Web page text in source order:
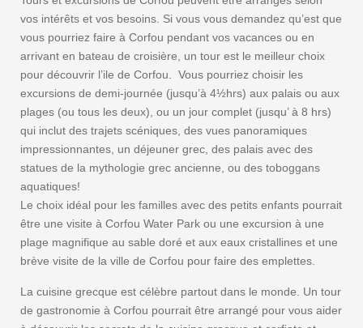
vos intérêts et vos besoins. Si vous vous demandez qu’est que
vous pourriez faire à Corfou pendant vos vacances ou en
arrivant en bateau de croisière, un tour est le meilleur choix
pour découvrir l’ile de Corfou. Vous pourriez choisir les
excursions de demi-journée (jusqu’à 4½hrs) aux palais ou aux
plages (ou tous les deux), ou un jour complet (jusqu’ à 8 hrs)
qui inclut des trajets scéniques, des vues panoramiques
impressionnantes, un déjeuner grec, des palais avec des
statues de la mythologie grec ancienne, ou des toboggans
aquatiques!
Le choix idéal pour les familles avec des petits enfants pourrait
être une visite à Corfou Water Park ou une excursion à une
plage magnifique au sable doré et aux eaux cristallines et une
brève visite de la ville de Corfou pour faire des emplettes.
La cuisine grecque est célèbre partout dans le monde. Un tour
de gastronomie à Corfou pourrait être arrangé pour vous aider